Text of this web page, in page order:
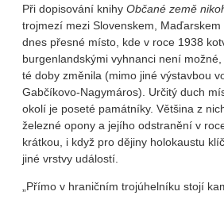
Při dopisování knihy Občané země
trojmezí mezi Slovenskem,
dnes přesné místo, kde v roce 1938
burgenlandskými vyhnanci není
té doby změnila (mimo jiné výstavbou
Gabčíkovo-Nagymáros). Určitý duch
okolí je poseté památníky. Většina z
železné opony a jejího odstranění v
krátkou, i když pro dějiny holokaustu
jiné vrstvy událostí.
„Přímo v hraničním trojúhelníku stojí